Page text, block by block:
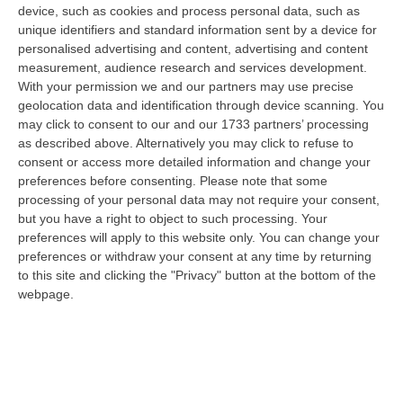
device, such as cookies and process personal data, such as
unique identifiers and standard information sent by a device for
personalised advertising and content, advertising and content
measurement, audience research and services development.
With your permission we and our partners may use precise
geolocation data and identification through device scanning. You
may click to consent to our and our 1733 partners’ processing
as described above. Alternatively you may click to refuse to
consent or access more detailed information and change your
preferences before consenting. Please note that some
processing of your personal data may not require your consent,
but you have a right to object to such processing. Your
preferences will apply to this website only. You can change your
preferences or withdraw your consent at any time by returning
to this site and clicking the "Privacy" button at the bottom of the
webpage.
rispetto ai 19 anni e 4 mesi della sentenza di
primo grado risalente al 2021. Per i giudici, si
legge nelle motivazioni depositate in questi
giorni, regge la sentenza del Tribunale di Vibo
Valentia che individua Fiorillo come
«promotore e ideatore» della consorteria dei
Piscopisani, il clan che aveva tentato di
“rimpiazzare” la cosca Mancuso sul territorio
vibonese.
La figura di Rosario Fiorillo